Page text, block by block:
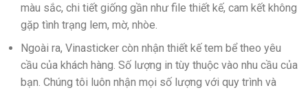
màu sắc, chi tiết giống gần như file thiết kế, cam kết không
gặp tình trạng lem, mờ, nhòe.
Ngoài ra, Vinasticker còn nhận thiết kế tem bể theo yêu
cầu của khách hàng. Số lượng in tùy thuộc vào nhu cầu của
bạn. Chúng tôi luôn nhận mọi số lượng với quy trình và